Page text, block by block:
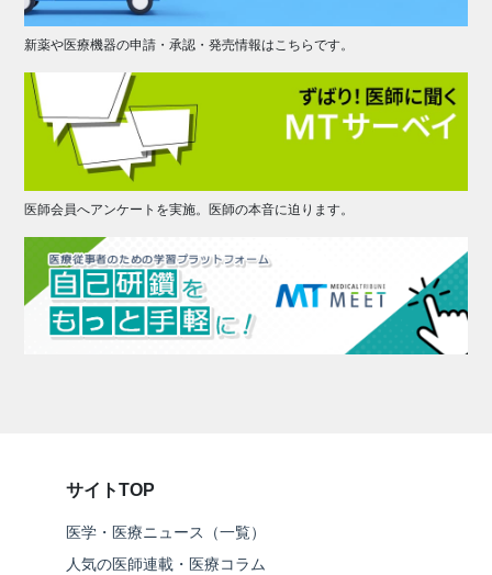
新薬や医療機器の申請・承認・発売情報はこちらです。
医師会員へアンケートを実施。医師の本音に迫ります。
サイトTOP
医学・医療ニュース（一覧）
人気の医師連載・医療コラム